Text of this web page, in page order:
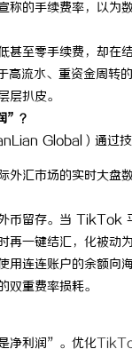
称的手续费率，以
甚至零手续费，却
高流水、重资金周
层扒皮。
”？
Global）通过
外汇市场的实时大盘
币留存。当 TikTok
再一键结汇，化被动
用连连账户的余额向
重费率损耗。
净利润”。优化
婉灵动，一眼万年！